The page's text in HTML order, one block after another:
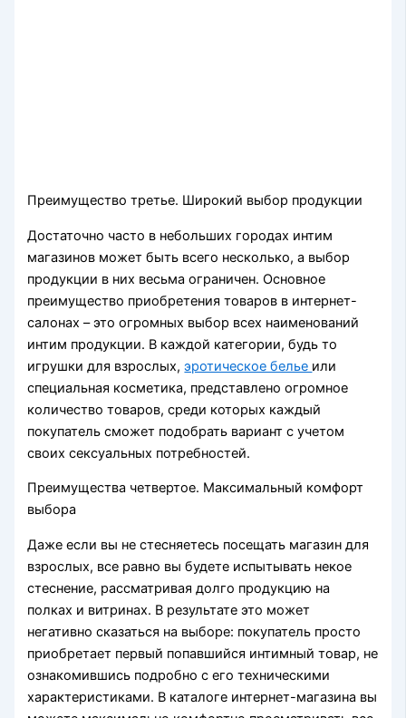
Преимущество третье. Широкий выбор продукции
Достаточно часто в небольших городах интим
магазинов может быть всего несколько, а выбор
продукции в них весьма ограничен. Основное
преимущество приобретения товаров в интернет-
салонах – это огромных выбор всех наименований
интим продукции. В каждой категории, будь то
игрушки для взрослых,эротическое белье или
специальная косметика, представлено огромное
количество товаров, среди которых каждый
покупатель сможет подобрать вариант с учетом
своих сексуальных потребностей.
Преимущества четвертое. Максимальный комфорт
выбора
Даже если вы не стесняетесь посещать магазин для
взрослых, все равно вы будете испытывать некое
стеснение, рассматривая долго продукцию на
полках и витринах. В результате это может
негативно сказаться на выборе: покупатель просто
приобретает первый попавшийся интимный товар, не
ознакомившись подробно с его техническими
характеристиками. В каталоге интернет-магазина вы